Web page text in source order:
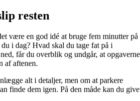
resten
være en god idé at bruge fem minutter på
i dag? Hvad skal du tage fat på i
får du overblik og undgår, at opgaverne
af aftenen.
alt i detaljer, men om at parkere
finde dem igen. På den måde kan du give